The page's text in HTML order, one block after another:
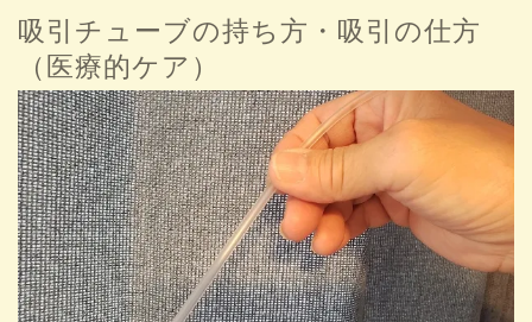
吸引チューブの持ち方・吸引の仕方
（医療的ケア）